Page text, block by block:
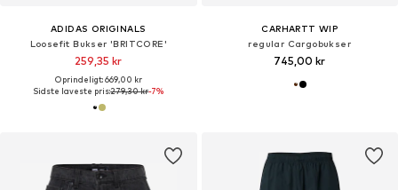
ADIDAS ORIGINALS
Loosefit Bukser 'BRITCORE'
259,35 kr
Oprindeligt: 669,00 kr
Sidste laveste pris:279,30 kr-7%
CARHARTT WIP
regular Cargobukser
745,00 kr